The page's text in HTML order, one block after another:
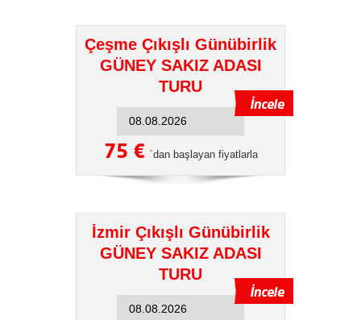
Çeşme Çıkışlı Günübirlik
GÜNEY SAKIZ ADASI
TURU
75 € ´dan başlayan fiyatlarla
İzmir Çıkışlı Günübirlik
GÜNEY SAKIZ ADASI
TURU